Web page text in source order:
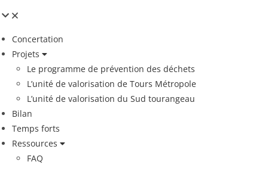
Concertation
Projets
Le programme de prévention des déchets
L’unité de valorisation de Tours Métropole
L’unité de valorisation du Sud tourangeau
Bilan
Temps forts
Ressources
FAQ